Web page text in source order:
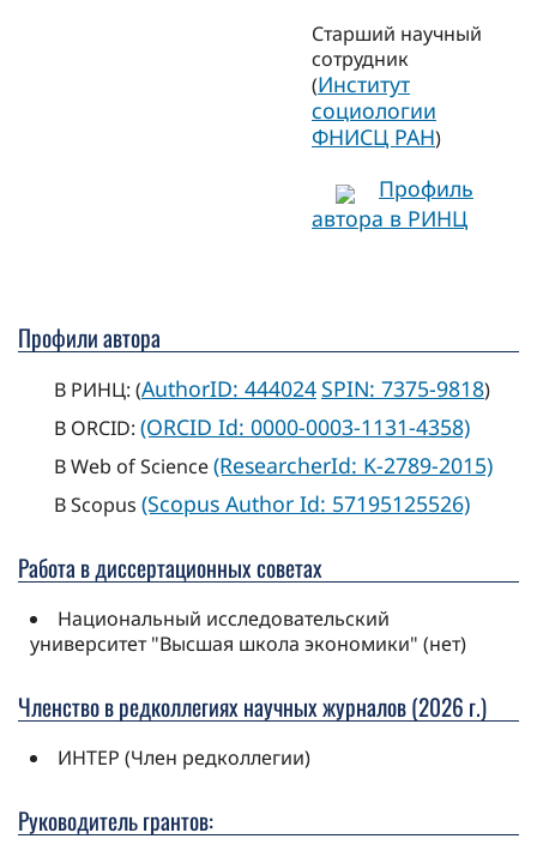
Старший научный
сотрудник
(Институт
социологии
ФНИСЦ РАН)
Профиль
автора в РИНЦ
Профили автора
В РИНЦ: (AuthorID: 444024 SPIN: 7375-9818)
В ORCID: (ORCID Id: 0000-0003-1131-4358)
В Web of Science(ResearcherId: K-2789-2015)
В Scopus (Scopus Author Id: 57195125526)
Работа в диссертационных советах
Национальный исследовательский
университет "Высшая школа экономики" (нет)
Членство в редколлегиях научных журналов (2026 г.)
ИНТЕР (Член редколлегии)
Руководитель грантов: